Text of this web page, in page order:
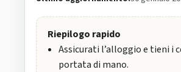
Riepilogo rapido
Assicurati l’alloggio e tieni i
portata di mano.